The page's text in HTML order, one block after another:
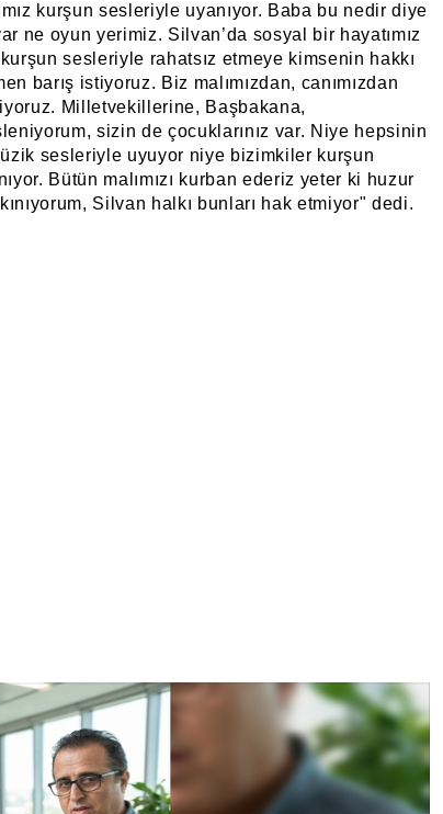
kurşun sesleriyle uyanıyor. Baba bu nedir diye
ne oyun yerimiz. Silvan’da sosyal bir hayatımız
kurşun sesleriyle rahatsız etmeye kimsenin hakkı
barış istiyoruz. Biz malımızdan, canımızdan
Milletvekillerine, Başbakana,
sizin de çocuklarınız var. Niye hepsinin
sesleriyle uyuyor niye bizimkiler kurşun
Bütün malımızı kurban ederiz yeter ki huzur
Silvan halkı bunları hak etmiyor" dedi.